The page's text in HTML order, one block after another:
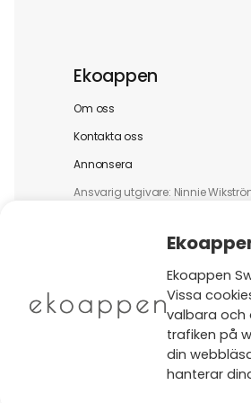
Ekoappen
Om oss
Kontakta oss
Annonsera
Ansvarig utgivare: Ninnie
Ekoappen
Vissa
valbara och
trafiken på
din
hanterar